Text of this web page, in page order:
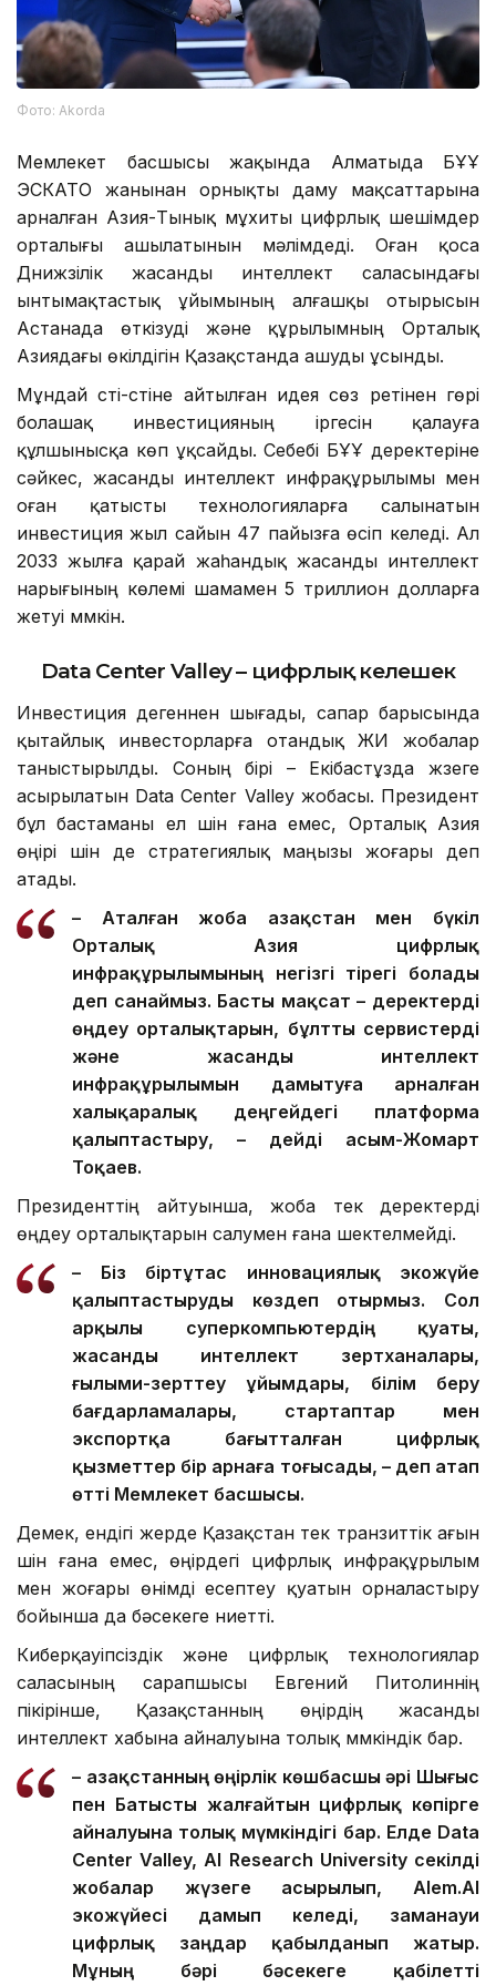
Фото: Аkorda
Мемлекет басшысы жақында Алматыда БҰҰ
ЭСКАТО жанынан орнықты даму мақсаттарына
арналған Азия-Тынық мұхиты цифрлық шешімдер
орталығы ашылатынын мәлімдеді. Оған қоса
Дүнижүзілік жасанды интеллект саласындағы
ынтымақтастық ұйымының алғашқы отырысын
Астанада өткізуді және құрылымның Орталық
Азиядағы өкілдігін Қазақстанда ашуды ұсынды.
Мұндай үсті-үстіне айтылған идея сөз ретінен гөрі
болашақ инвестицияның іргесін қалауға
құлшынысқа көп ұқсайды. Себебі БҰҰ деректеріне
сәйкес, жасанды интеллект инфрақұрылымы мен
оған қатысты технологияларға салынатын
инвестиция жыл сайын 47 пайызға өсіп келеді. Ал
2033 жылға қарай жаһандық жасанды интеллект
нарығының көлемі шамамен 5 триллион долларға
жетуі мүмкін.
Data Center Valley – цифрлық келешек
Инвестиция дегеннен шығады, сапар барысында
қытайлық инвесторларға отандық ЖИ жобалар
таныстырылды. Соның бірі – Екібастұзда жүзеге
асырылатын Data Center Valley жобасы. Президент
бұл бастаманы ел үшін ғана емес, Орталық Азия
өңірі үшін де стратегиялық маңызы жоғары деп
атады.
– Аталған жоба Қазақстан мен бүкіл
Орталық Азия цифрлық
инфрақұрылымының негізгі тірегі болады
деп санаймыз. Басты мақсат – деректерді
өңдеу орталықтарын, бұлтты сервистерді
және жасанды интеллект
инфрақұрылымын дамытуға арналған
халықаралық деңгейдегі платформа
қалыптастыру, – дейді Қасым-Жомарт
Тоқаев.
Президенттің айтуынша, жоба тек деректерді
өңдеу орталықтарын салумен ғана шектелмейді.
– Біз біртұтас инновациялық экожүйе
қалыптастыруды көздеп отырмыз. Сол
арқылы суперкомпьютердің қуаты,
жасанды интеллект зертханалары,
ғылыми-зерттеу ұйымдары, білім беру
бағдарламалары, стартаптар мен
экспортқа бағытталған цифрлық
қызметтер бір арнаға тоғысады, – деп атап
өтті Мемлекет басшысы.
Демек, ендігі жерде Қазақстан тек транзиттік ағын
үшін ғана емес, өңірдегі цифрлық инфрақұрылым
мен жоғары өнімді есептеу қуатын орналастыру
бойынша да бәсекеге ниетті.
Киберқауіпсіздік және цифрлық технологиялар
саласының сарапшысы Евгений Питолиннің
пікірінше, Қазақстанның өңірдің жасанды
интеллект хабына айналуына толық мүмкіндік бар.
– Қазақстанның өңірлік көшбасшы әрі Шығыс
пен Батысты жалғайтын цифрлық көпірге
айналуына толық мүмкіндігі бар. Елде Data
Center Valley, AI Research University секілді
жобалар жүзеге асырылып, Alem.AI
экожүйесі дамып келеді, заманауи
цифрлық заңдар қабылданып жатыр.
Мұның бәрі бәсекеге қабілетті